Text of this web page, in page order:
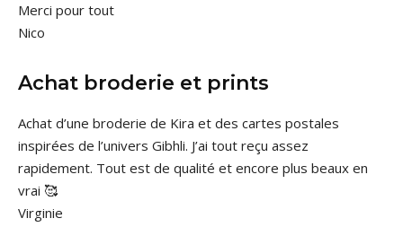
Merci pour tout
Nico
Achat broderie et prints
Achat d’une broderie de Kira et des cartes postales
inspirées de l’univers Gibhli. J’ai tout reçu assez
rapidement. Tout est de qualité et encore plus beaux en
vrai 🥰
Virginie